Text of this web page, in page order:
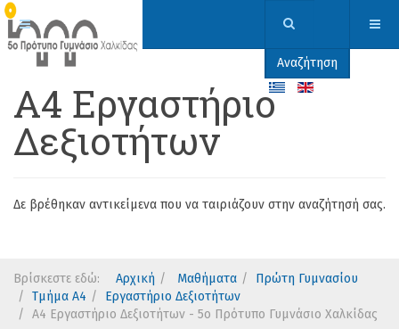
Αναζήτηση
Α4 Εργαστήριο
Δεξιοτήτων
Δε βρέθηκαν αντικείμενα που να ταιριάζουν στην αναζήτησή σας.
Βρίσκεστε εδώ: Αρχική Μαθήματα
Πρώτη Γυμνασίου
Τμήμα Α4
Εργαστήριο Δεξιοτήτων
Α4 Εργαστήριο Δεξιοτήτων - 5ο Πρότυπο Γυμνάσιο Χαλκίδας